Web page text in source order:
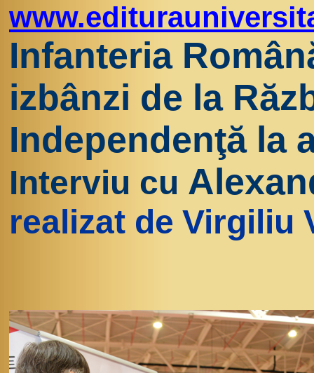
Infanteria
izbânzi de la
Independenţă la
Interviu cu
realizat de Virgiliu